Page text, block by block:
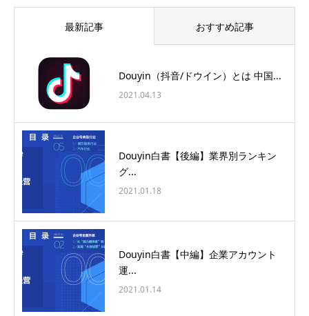
最新記事 おすすめ記事
Douyin（抖音/ドウイン）とは 中国...
2021.04.13
Douyin白書【後編】業界別ランキン
グ...
2021.01.18
Douyin白書【中編】企業アカウント
運...
2021.01.14